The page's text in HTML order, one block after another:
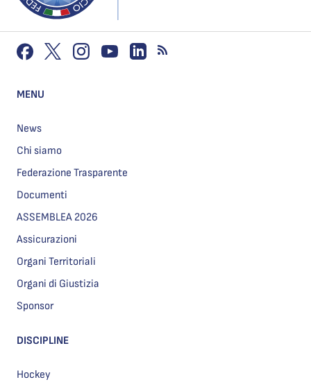
MENU
News
Chi siamo
Federazione Trasparente
Documenti
ASSEMBLEA 2026
Assicurazioni
Organi Territoriali
Organi di Giustizia
Sponsor
DISCIPLINE
Hockey